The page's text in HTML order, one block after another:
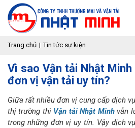
Trang chủ Tin tức sự kiện
Vì sao Vận tải Nhật
đơn vị vận tải uy tín?
Giữa rất nhiều đơn vị cung cấp dịch
thị trường thì Vận tải Nhật Minhvẫn
trong những đơn vị uy tín. Vậy dịch